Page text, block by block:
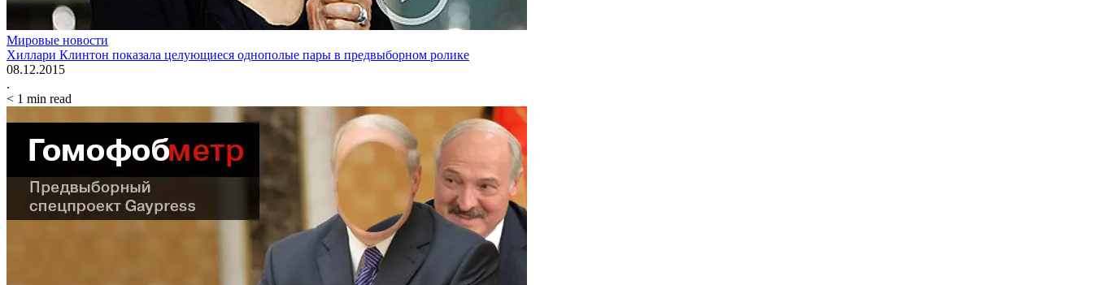
Мировые новости
Хиллари Клинтон показала целующиеся однополые пары в предвыборном ролике
08.12.2015
.
< 1 min read